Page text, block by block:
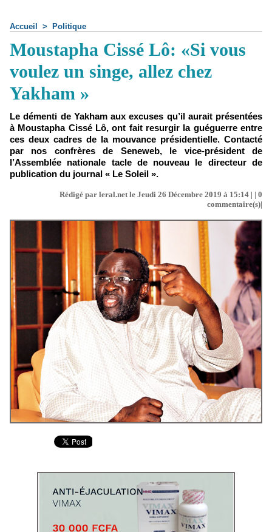
Accueil > Politique
Moustapha Cissé Lô: «Si vous
voulez un singe, allez chez
Yakham »
Le démenti de Yakham aux excuses qu’il aurait présentées
à Moustapha Cissé Lô, ont fait resurgir la guéguerre entre
ces deux cadres de la mouvance présidentielle. Contacté
par nos confrères de Seneweb, le vice-président de
l’Assemblée nationale tacle de nouveau le directeur de
publication du journal « Le Soleil ».
Rédigé par leral.net le Jeudi 26 Décembre 2019 à 15:14 | | 0
commentaire(s)|